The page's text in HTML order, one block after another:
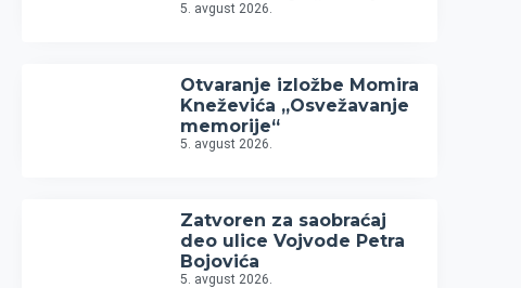
5. avgust 2026.
Otvaranje izložbe Momira
Kneževića „Osvežavanje
memorije“
5. avgust 2026.
Zatvoren za saobraćaj
deo ulice Vojvode Petra
Bojovića
5. avgust 2026.